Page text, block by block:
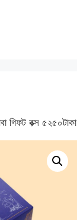
গিফট বক্স ৫২৫০টাকা